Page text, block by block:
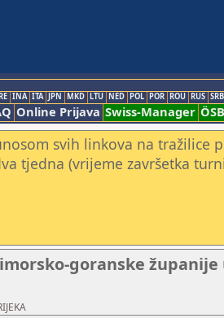
INA ITA JPN MKD LTU NED POL POR ROU RUS SRB
Online Prijava Swiss-Manager ÖSB
svih linkova na tražilice
tjedna (vrijeme završetka
goranske županije